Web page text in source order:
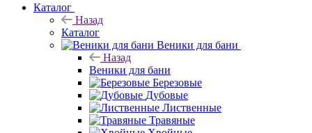
Каталог
Назад
Каталог
Веники для бани
Назад
Веники для бани
Березовые
Дубовые
Лиственные
Травяные